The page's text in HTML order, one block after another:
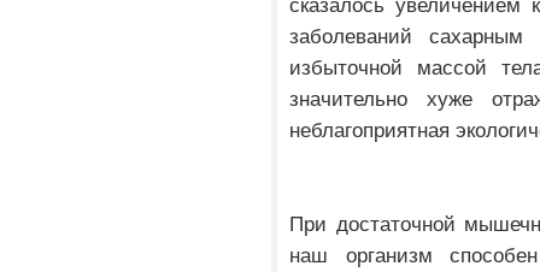
сказалось увеличением
заболеваний
избыточной массой
значительно хуже
неблагоприятная
При достаточной
наш организм